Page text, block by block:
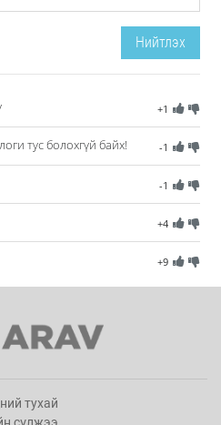
Нийтлэх
+1
-1
тус болохгүй байх!
-1
+4
+9
тухай